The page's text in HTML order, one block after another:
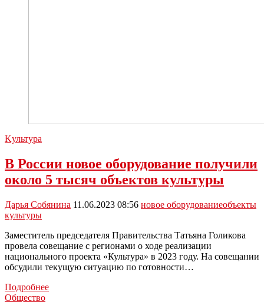
Kультура
В России новое оборудование получили
около 5 тысяч объектов культуры
Дарья Собянина 11.06.2023 08:56 новое оборудованиеобъекты
культуры
Заместитель председателя Правительства Татьяна Голикова
провела совещание с регионами о ходе реализации
национального проекта «Культура» в 2023 году. На совещании
обсудили текущую ситуацию по готовности…
ПодробнееВ
Общество